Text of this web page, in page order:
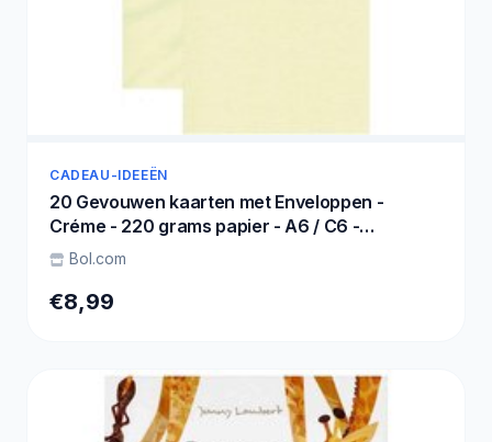
CADEAU-IDEEËN
20 Gevouwen kaarten met Enveloppen -
Créme - 220 grams papier - A6 / C6 -
148x105mm / 162x114mm
Bol.com
€8,99